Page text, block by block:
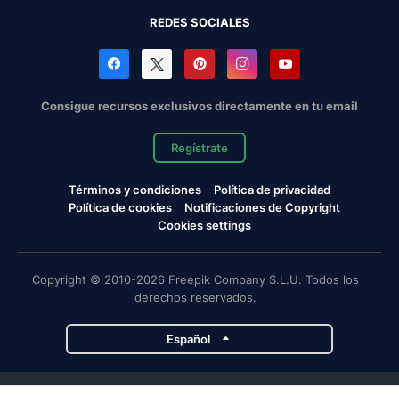
REDES SOCIALES
Consigue recursos exclusivos directamente en tu email
Regístrate
Términos y condiciones
Política de privacidad
Política de cookies
Notificaciones de Copyright
Cookies settings
Copyright © 2010-2026 Freepik Company S.L.U. Todos los
derechos reservados.
Español